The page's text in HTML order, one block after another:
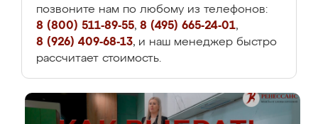
позвоните нам по любому из телефонов:
8 (800) 511-89-55, 8 (495) 665-24-01,
8 (926) 409-68-13, и наш менеджер быстро
рассчитает стоимость.